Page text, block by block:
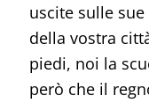
uscite sulle sue
della vostra
piedi, noi la
però che il